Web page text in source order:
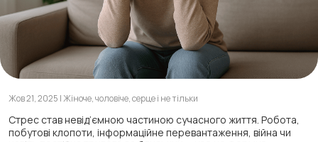
Жов 21, 2025 | Жіноче, чоловіче, серце і не тільки
Стрес став невід’ємною частиною сучасного життя. Робота,
побутові клопоти, інформаційне перевантаження, війна чи